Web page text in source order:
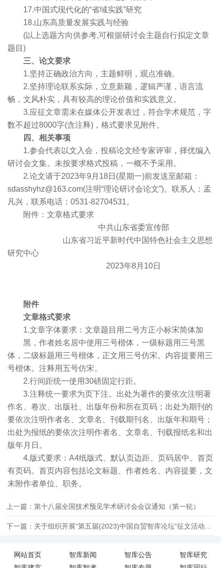
17.中国式现代化的“省域实践”研究
18.山东高质量发展实践与经验
(以上选题方向供参考,可根据研讨会主题自行拟定文章
题目)
三、论文要求
1.坚持正确政治方向，主题鲜明，观点准确。
2.坚持理论联系实际，立意新颖，逻辑严谨，语言流
畅，文风朴实，具有较高的理论价值和实践意义。
3.应征文章需未在媒体公开发表过，符合学术规范，字
数不超过8000字(含注释)，格式要求见附件。
四、相关事项
1.参会代表以文入会，投稿论文经专家评审，择优编入
研讨会文集。未按要求格式投稿，一概不予采用。
2.论文请于2023年9月18日(星期一)前发送至邮箱：
sdasshyhz@163.com(注明“理论研讨会论文”)。联系人：孟
凡兴，联系电话：0531-82704531。
附件：文章格式要求
中共山东省委宣传部
山东省习近平新时代中国特色社会主义思想
研究中心
2023年8月10日
附件
文章格式要求
1.文章字体要求：文章题目用二号方正小标宋简体加
黑，作者姓名居中使用三号楷体，一级标题用三号黑
体，二级标题用三号楷体，正文用三号仿宋。内容提要用三
号楷体。注释用五号仿宋。
2.行间距统一使用30磅固定行距。
3.注释统一要求为页下注。出处为著作的要依次注明著
作名、卷次、出版社、出版年份和所在页码；出处为期刊的
要依次注明作者名、文章名、刊载期刊名、出版年和期号；
出处为报纸的要依次注明作者名、文章名、刊载报纸名和出
版年月日。
4.版式要求：A4纸版式、默认页边距、页码居中、首页
有页码。首页内容包括论文标题、作者姓名、内容提要，文
末附作者单位、职务。
上一篇：第十八届全国技术预见学术研讨会会议通知（第一轮）
下一篇：关于组织开展“第五届(2023)中国自贸智库论坛”征文活动的通知
网站首页 智库新闻 智库公告
智库研究